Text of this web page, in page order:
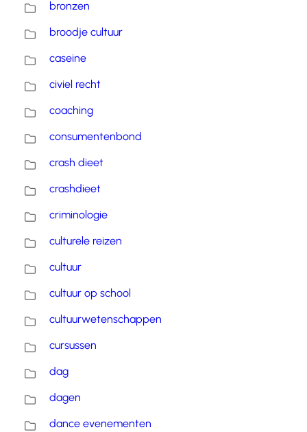
bronzen
broodje cultuur
caseine
civiel recht
coaching
consumentenbond
crash dieet
crashdieet
criminologie
culturele reizen
cultuur
cultuur op school
cultuurwetenschappen
cursussen
dag
dagen
dance evenementen